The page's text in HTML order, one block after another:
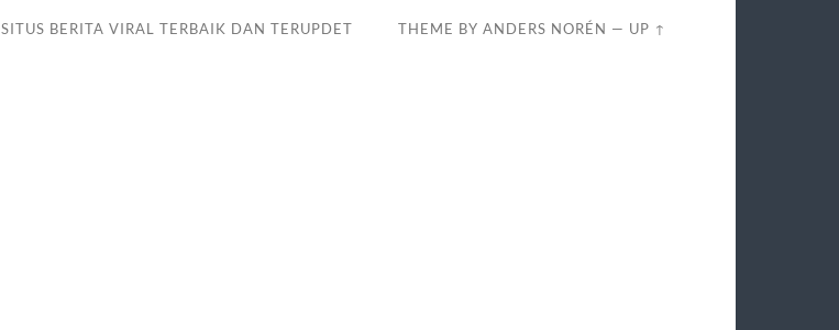
SITUS BERITA VIRAL TERBAIK DAN TERUPDET THEME BYANDERS NORÉN — UP ↑